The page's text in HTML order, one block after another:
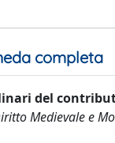
completa
del
Medievale e